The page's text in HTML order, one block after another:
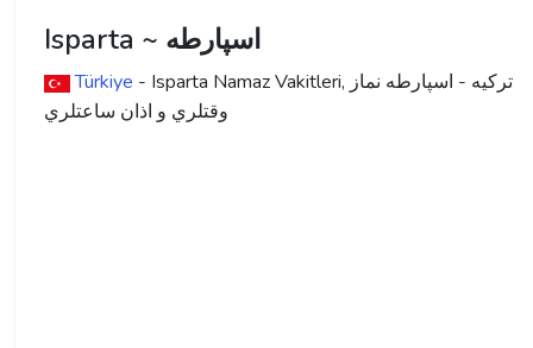
Isparta ~ اسپارطه
Türkiye - Isparta Namaz Vakitleri, ترکیه - اسپارطه نماز
وقتلري و اذان ساعتلري